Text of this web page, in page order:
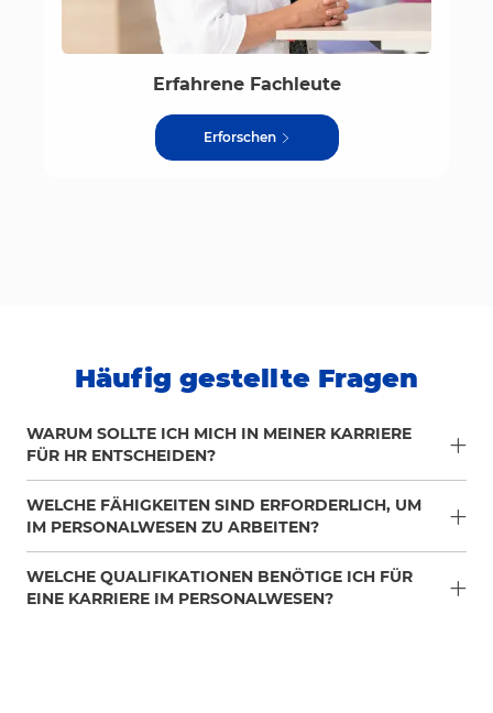
Erfahrene Fachleute
Erforschen
Häufig gestellte Fragen
WARUM SOLLTE ICH MICH IN MEINER KARRIERE
FÜR HR ENTSCHEIDEN?
WELCHE FÄHIGKEITEN SIND ERFORDERLICH, UM
IM PERSONALWESEN ZU ARBEITEN?
WELCHE QUALIFIKATIONEN BENÖTIGE ICH FÜR
EINE KARRIERE IM PERSONALWESEN?